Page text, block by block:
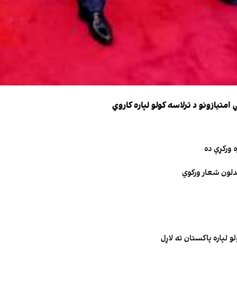
د ترلاسه کولو لپاره کاروي
ورکړې ده
شعار ورکوي
لپاره پاکستان ته لاړل